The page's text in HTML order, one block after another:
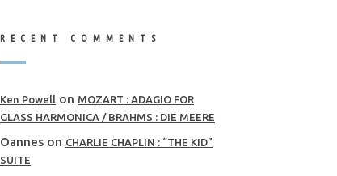
RECENT COMMENTS
Ken Powell on MOZART : ADAGIO FOR
GLASS HARMONICA / BRAHMS : DIE MEERE
Oannes on CHARLIE CHAPLIN : “THE KID”
SUITE